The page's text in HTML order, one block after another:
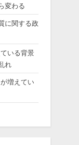
変わる
に関する政
いる背景
れ
増えてい